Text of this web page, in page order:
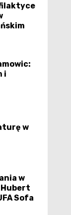
i
w
w
Sofa